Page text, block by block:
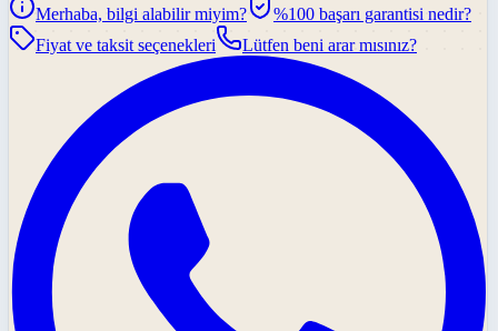
Merhaba, bilgi alabilir miyim?
%100 başarı garantisi nedir?
Fiyat ve taksit seçenekleri
Lütfen beni arar mısınız?